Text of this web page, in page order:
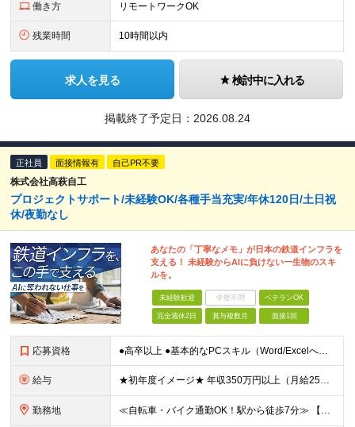
働き方 リモートワークOK
残業時間 10時間以内
求人を見る 検討中に入れる
掲載終了予定日： 2026.08.24
正社員 面接情報有 自己PR不要
株式会社高萩自工
プロジェクトサポート/未経験OK/各種手当充実/年休120日/土日祝
休/夜勤なし
あなたの「丁寧なメモ」が日本の鉄道インフラを
支える！ 未経験からAIに負けない一生物のスキ
ルを。
未経験歓迎 学歴不問 ベテランOK
完全週休2日 賞与複数月 面接1回
応募資格 ●高卒以上 ●基本的なPCスキル（Word/Excelへのデータ入力ができる程度） ※事務未経験の方、ブランクがある方も歓迎します！ ＼こんな方にピッタリです／ ★「人から頼りにされる」ことに喜びを
給与 ★初年度イメージ★ 年収350万円以上（月給25万円（法定内残業代含む）×12ヶ月＋賞与 月給25万円＋賞与年2回＋交通費 ※経験・能力を考慮の上、決定します ※1日あたり実働7.5時間を超え、8
勤務地 ≪自転車・バイク通勤OK！駅から徒歩7分≫ 【本社所在地：神奈川】 神奈川県川崎市川崎区日ノ出1-16-21 ※(変更の範囲)上記を除く当社関連勤務地